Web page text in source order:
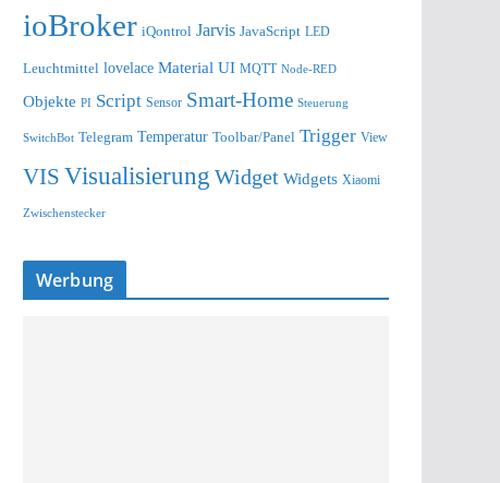
ioBroker iQontrol Jarvis JavaScript LED
Leuchtmittel lovelace Material UI MQTT Node-RED
Objekte PI Script Sensor Smart-Home Steuerung
SwitchBot Telegram Temperatur Toolbar/Panel Trigger View
VIS Visualisierung Widget Widgets Xiaomi
Zwischenstecker
Werbung